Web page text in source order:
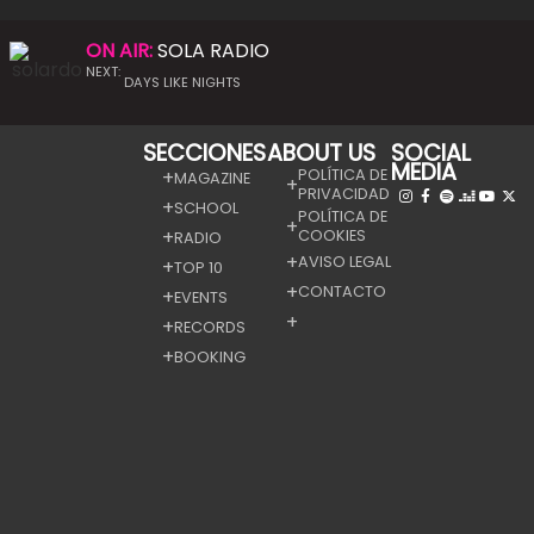
ON AIR:SOLA RADIO
NEXT:
DAYS LIKE NIGHTS
SECCIONES
MAGAZINE
SCHOOL
RADIO
TOP 10
EVENTS
RECORDS
BOOKING
ABOUT US
POLÍTICA DE
PRIVACIDAD
POLÍTICA DE
COOKIES
AVISO LEGAL
CONTACTO
SOCIAL
MEDIA